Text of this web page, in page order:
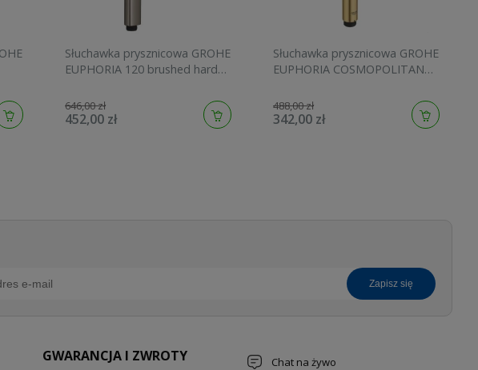
Słuchawka prysznicowa GROHE
EUPHORIA 120 brushed hard
646,00 zł
452,00 zł
Słuchawka prysznicowa GROHE
EUPHORIA COSMOPOLITAN
27400GN0
488,00 zł
342,00 zł
zapisz się
GWARANCJA I ZWROTY Chat na żywo